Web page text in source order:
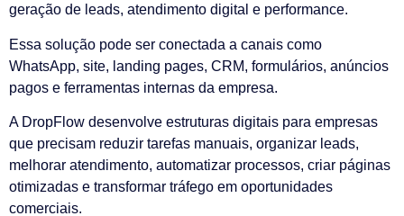
geração de leads, atendimento digital e performance.
Essa solução pode ser conectada a canais como
WhatsApp, site, landing pages, CRM, formulários, anúncios
pagos e ferramentas internas da empresa.
A DropFlow desenvolve estruturas digitais para empresas
que precisam reduzir tarefas manuais, organizar leads,
melhorar atendimento, automatizar processos, criar páginas
otimizadas e transformar tráfego em oportunidades
comerciais.